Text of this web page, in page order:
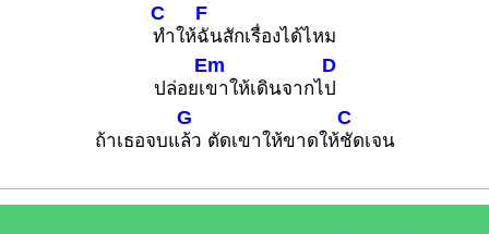
C
ทำให้
F
ฉันสักเรื่องได้ไหม
ปล่อยเ
Em
ขาให้เดินจากไ
D
ป
ถ้าเธอจบแ
G
ล้ว ตัดเขาให้ขาดให้
C
ชัดเจน